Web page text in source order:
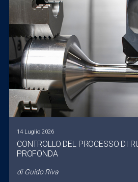
14 Luglio 2026
CONTROLLO DEL PROCESSO DI
PROFONDA
di Guido Riva